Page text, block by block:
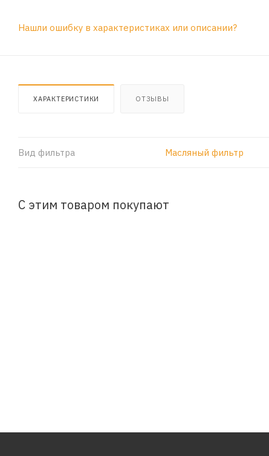
Нашли ошибку в характеристиках или описании?
ХАРАКТЕРИСТИКИ ОТЗЫВЫ
Вид фильтра Масляный фильтр
С этим товаром покупают